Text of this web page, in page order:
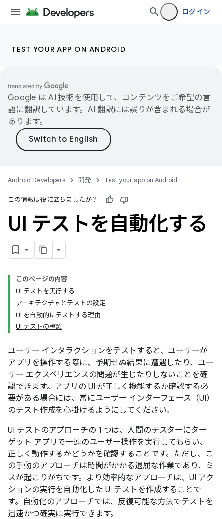
ログイン
TEST YOUR APP ON ANDROID
Google は AI 技術を使用して、コンテンツをご希望の言
語に翻訳しています。AI 翻訳には誤りが含まれる場合が
あります。
Android Developers 開発 Test your app on Android
この情報は役に立ちましたか？
UI テストを自動化する
このページの内容
UI テストを実行する
アーキテクチャとテストの設定
UI を自動的にテストする理由
UI テストの種類
ユーザー インタラクションをテストすると、ユーザーが
アプリを操作する際に、予期せぬ結果に遭遇したり、ユー
ザー エクスペリエンスの問題が生じたりしないことを確
認できます。アプリの UI が正しく機能するか確認する必
要がある場合には、常にユーザー インターフェース（UI）
のテスト作成を心掛けるようにしてください。
UI テストのアプローチの 1 つは、人間のテスターにター
ゲット アプリで一連のユーザー操作を実行してもらい、
正しく動作するかどうかを確認することです。ただし、こ
の手動のアプローチは時間がかかる退屈な作業であり、ミ
スが起こりがちです。より効率的なアプローチは、UI アク
ションの実行を自動化した UI テストを作成することで
す。自動化のアプローチでは、反復可能な方法でテストを
迅速かつ確実に実行できます。